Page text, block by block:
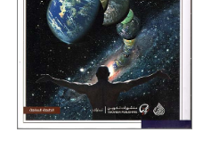
إختياراتنا
كتب
أكاديمية
صندوق
القراءة
iKitab
بلا
حدود
أسئلة
يتكرر
أسئلة
يتكرر
طرحها
تحميل
masmu3
على
المواضيع
الأكثر
مبيعاً
إختياراتنا
وسائل
تعليمية
الصحة
والعناية
الشخصية